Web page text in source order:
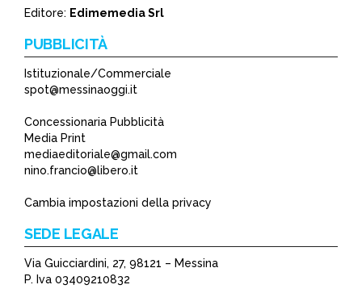
Editore: Edimemedia Srl
PUBBLICITÀ
Istituzionale/Commerciale
spot@messinaoggi.it
Concessionaria Pubblicità
Media Print
mediaeditoriale@gmail.com
nino.francio@libero.it
Cambia impostazioni della privacy
SEDE LEGALE
Via Guicciardini, 27, 98121 – Messina
P. Iva 03409210832